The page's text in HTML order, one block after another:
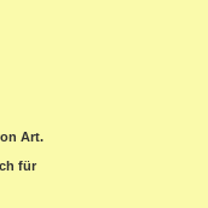
Art.
für